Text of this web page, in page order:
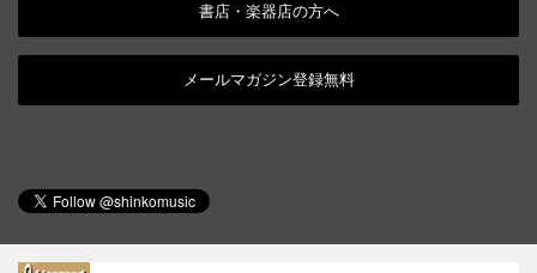
書店・楽器店の方へ
メールマガジン登録無料